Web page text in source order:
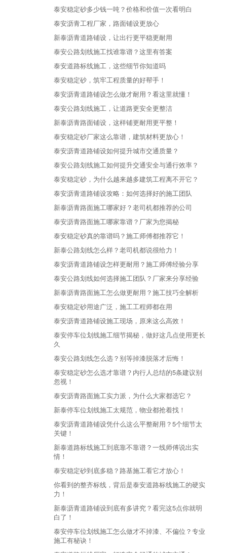
泰安稳定砂多少钱一吨？价格和价值一次看明白
泰安沥青工程厂家，路面铺设更放心
新泰沥青道路铺设，让出行更平稳更耐用
泰安公路划线施工找谁靠谱？这里有答案
泰安道路标线施工，这些细节你知道吗
泰安稳定砂，筑牢工程质量的好帮手！
泰安沥青道路铺设怎么做才耐用？看这里就懂！
泰安公路划线施工，让道路更安全更整洁
新泰沥青路面铺设，这样铺更耐用更平整！
泰安稳定砂厂家这么靠谱，建筑材料更放心！
泰安沥青道路铺设如何提升城市交通质量？
泰安公路划线施工如何提升交通安全与通行效率？
泰安稳定砂，为什么越来越多建筑工程离不开它？
泰安沥青道路铺设攻略：如何选择好的施工团队
新泰沥青路面施工哪家好？老司机都推荐的公司
泰安沥青路面施工哪家靠谱？厂家为您揭秘
泰安稳定砂真的靠谱吗？施工师傅都推荐它！
新泰公路划线怎么样？老司机都说很给力！
泰安沥青道路铺设怎样更耐用？施工师傅经验分享
泰安公路划线如何选择施工团队？厂家来分享经验
新泰沥青路面施工怎么做更耐用？施工技巧全解析
泰安稳定砂用途广泛，施工工程师都在用
泰安沥青道路铺设施工现场，原来这么高效！
泰安停车位划线施工细节揭秘，做好这几点使用更长
久
泰安公路划线怎么选？别等掉漆脱落才后悔！
泰安稳定砂怎么选才靠谱？内行人总结的5条建议别
忽视！
泰安沥青路面施工实力派，为什么大家都选它？
新泰停车位划线施工太规范，物业都抢着找！
泰安沥青道路铺设凭什么这么平整耐用？5个细节太
关键！
新泰道路标线施工到底靠不靠谱？一线师傅说出实
情！
泰安稳定砂到底多稳？路基施工看它才放心！
你看到的整齐标线，背后是泰安道路标线施工的硬实
力！
新泰沥青道路铺设到底有多讲究？看完这5点你就明
白了！
泰安停车位划线施工怎么做才不掉漆、不偏位？专业
施工有秘诀！